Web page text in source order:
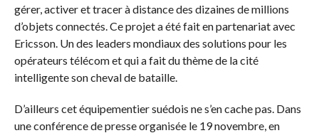
gérer, activer et tracer à distance des dizaines de millions
d’objets connectés. Ce projet a été fait en partenariat avec
Ericsson. Un des leaders mondiaux des solutions pour les
opérateurs télécom et qui a fait du thème de la cité
intelligente son cheval de bataille.
D’ailleurs cet équipementier suédois ne s’en cache pas. Dans
une conférence de presse organisée le 19 novembre, en